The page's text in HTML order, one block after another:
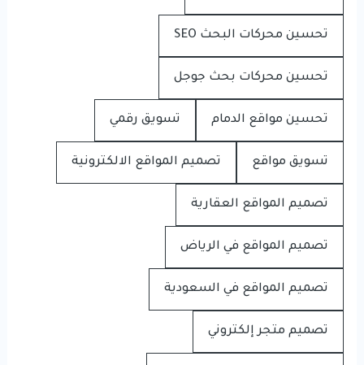
تحسين محركات البحث SEO
تحسين محركات بحث جوجل
تحسين مواقع الدمام تسويق رقمي
تسويق مواقع تصميم المواقع الالكترونية
تصميم المواقع العقارية
تصميم المواقع في الرياض
تصميم المواقع في السعودية
تصميم متجر إلكتروني